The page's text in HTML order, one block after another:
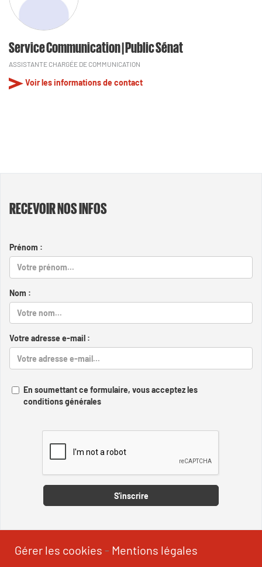
Service Communication | Public Sénat
ASSISTANTE CHARGÉE DE COMMUNICATION
Voir les informations de contact
RECEVOIR NOS INFOS
Prénom :
Nom :
Votre adresse e-mail :
En soumettant ce formulaire, vous acceptez les
conditions générales
S'inscrire
Gérer les cookies - Mentions légales